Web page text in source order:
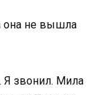
она не вышла
Я звонил. Мила